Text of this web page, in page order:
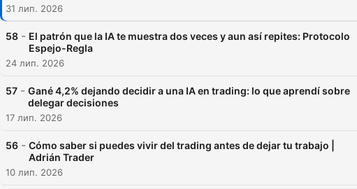
conocer el verdadero
31 лип. 2026
58 - El patrón que la IA te muestra dos veces y aun así repites: Protocolo
Espejo-Regla
24 лип. 2026
57 - Gané 4,2% dejando decidir a una IA en trading: lo que aprendí sobre
delegar decisiones
17 лип. 2026
56 - Cómo saber si puedes vivir del trading antes de dejar tu trabajo |
Adrián Trader
10 лип. 2026